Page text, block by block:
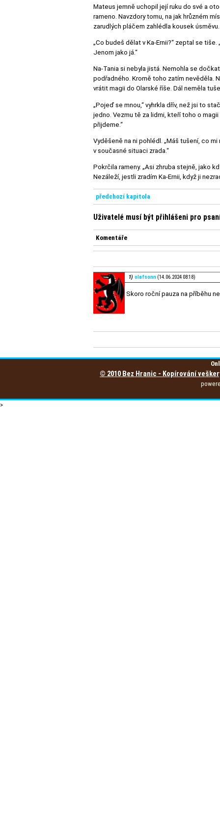
Mateus jemně uchopil její ruku do své a
rameno. Navzdory tomu, na jak hrůzném
zarudlých pláčem zahlédla kousek úsměvu.
„Co budeš dělat v Ka-Ernii?“ zeptal se
Jenom jako já.“
Na-Tania si nebyla jistá. Nemohla se
podřadného. Kromě toho zatím nevěděla.
vrátit magii do Olarské říše. Dál neměla
„Pojeď se mnou,“ vyhrkla dřív, než jsi to
jedno. Vezmu tě za lidmi, kteří toho o
přijdeme.“
Vyděšeně na ni pohlédl. „Máš tušení, co
v současné situaci zrada.“
Pokrčila rameny. „Asi zhruba stejně, jako
Nezáleží, jestli zradím Ka-Ernii, když ji
předchozí kapitola
Uživatelé musí být přihlášeni pro
Komentáře
1) olafsonn (14.06.2024 08:18)
Skoro roční pauza na příběhu
© 2010 Bez Hranic - Kopírování
>